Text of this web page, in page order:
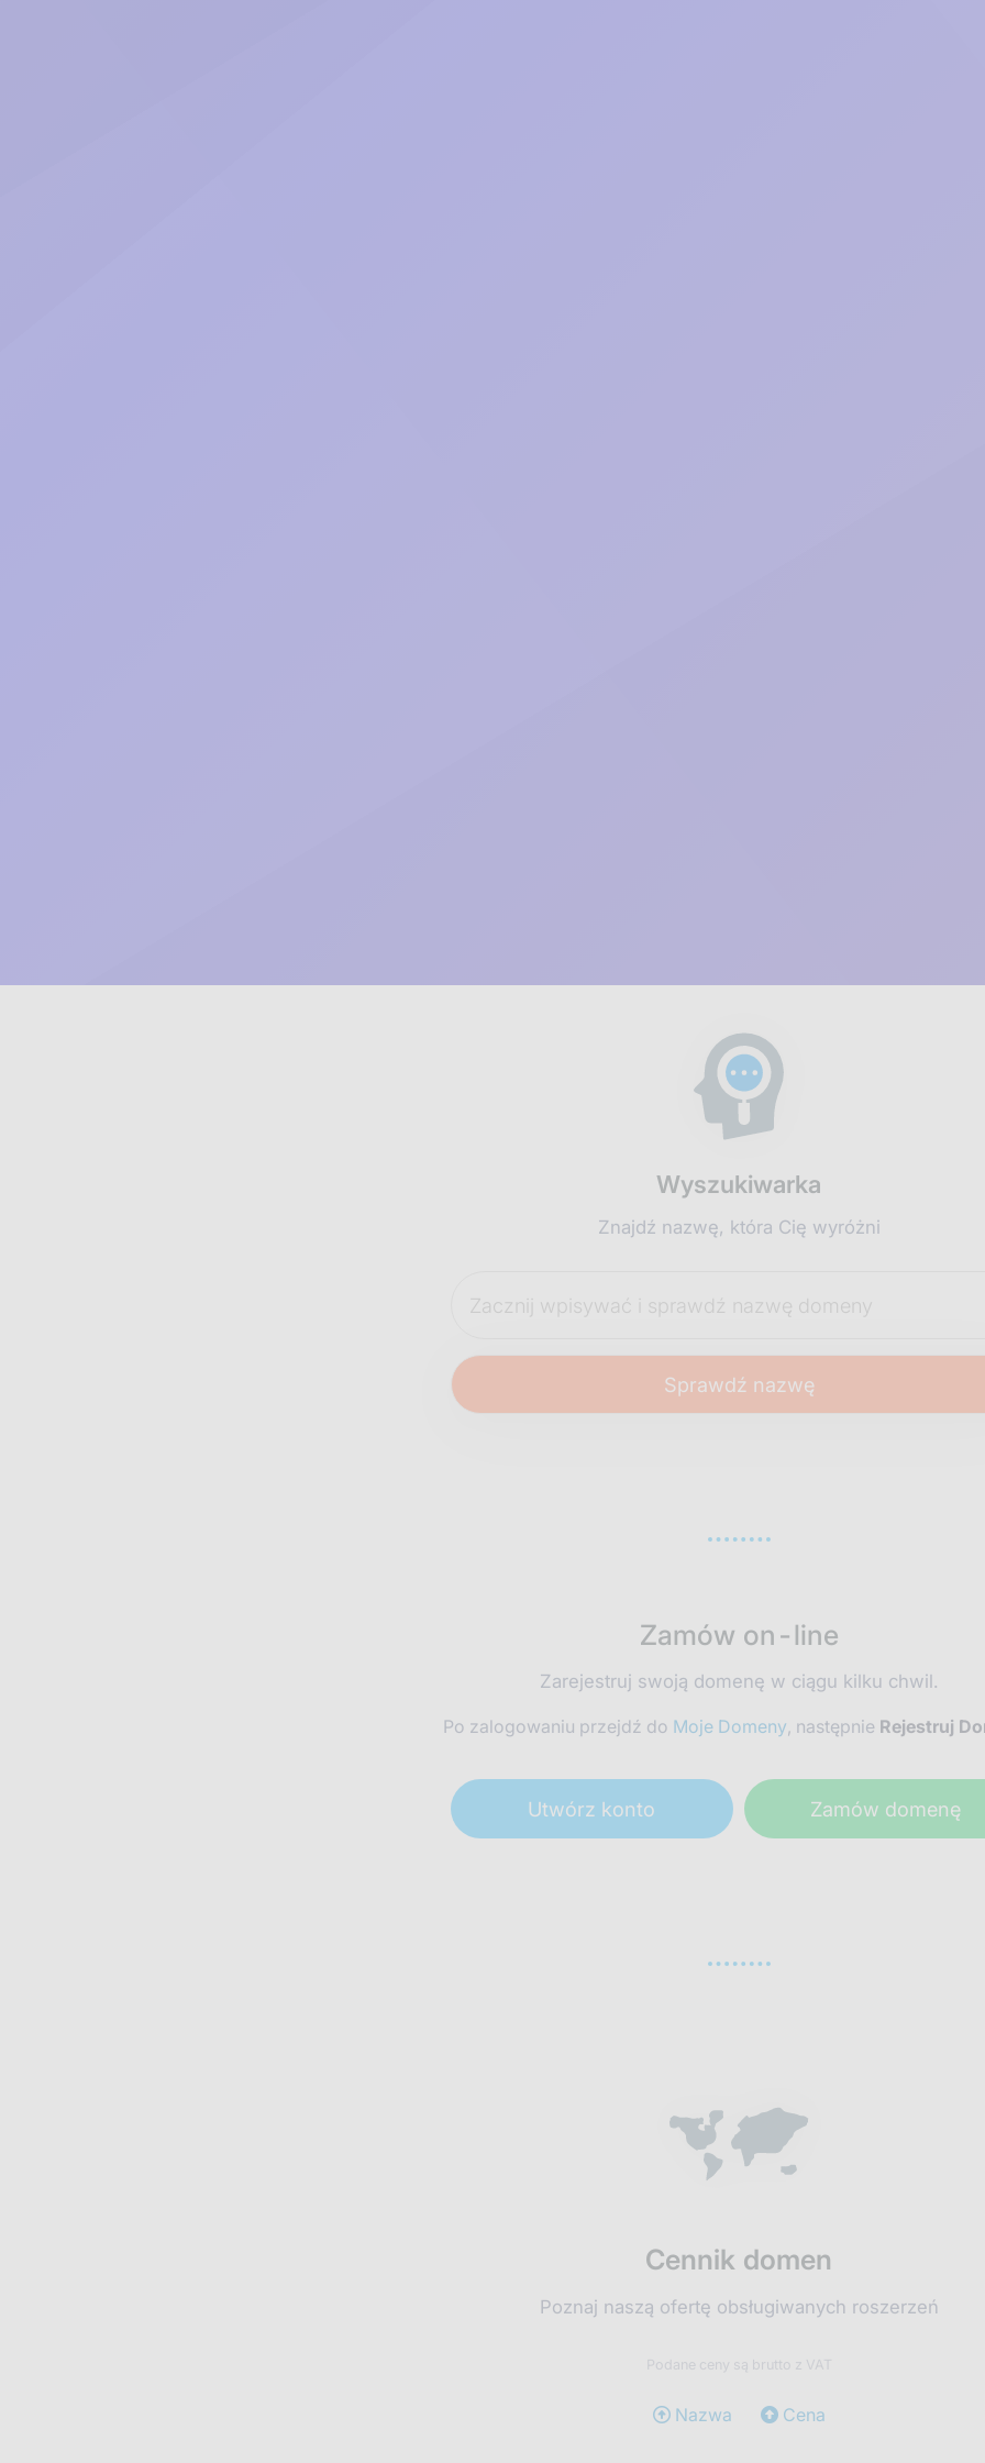
Wyszukiwarka
Znajdź nazwę, która Cię wyróżni
Zamów on-line
Zarejestruj swoją domenę w ciągu kilku chwil.
Po zalogowaniu przejdź do Moje Domeny, następnie Rejestruj
Utwórz konto Zamów domenę
Cennik domen
Poznaj naszą ofertę obsługiwanych roszerzeń
Podane ceny są brutto z VAT
Nazwa Cena